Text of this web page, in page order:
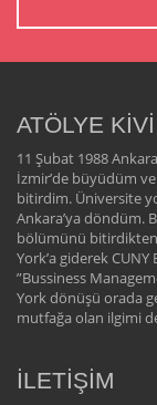
ATÖLYE
11 Şubat 1988
İzmir’de büyüdüm
bitirdim. Üniversite
Ankara’ya döndüm.
bölümünü bitirdikten
York’a giderek
”Bussiness
York dönüşü orada
mutfağa olan ilgimi
İLETİŞİM